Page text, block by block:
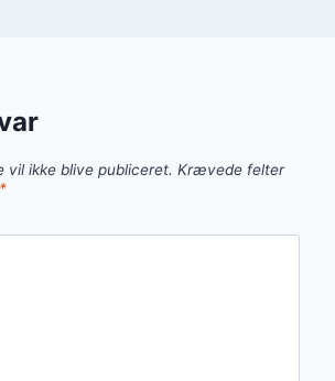
vil ikke blive publiceret. Krævede felter
*